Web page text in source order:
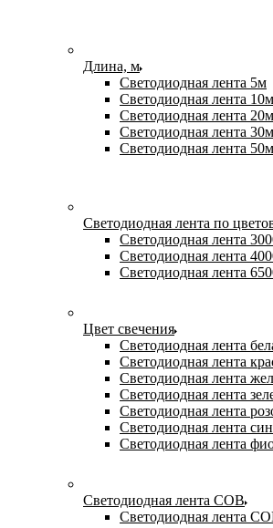
Длина, м
Светодиодная лента 5м
Светодиодная лента 10м
Светодиодная лента 20м
Светодиодная лента 30м
Светодиодная лента 50м
Светодиодная лента по
Светодиодная лента
Светодиодная лента
Светодиодная лента
Цвет свечения
Светодиодная лента
Светодиодная лента
Светодиодная лента
Светодиодная лента
Светодиодная лента
Светодиодная лента
Светодиодная лента
Светодиодная лента COB
Светодиодная лента